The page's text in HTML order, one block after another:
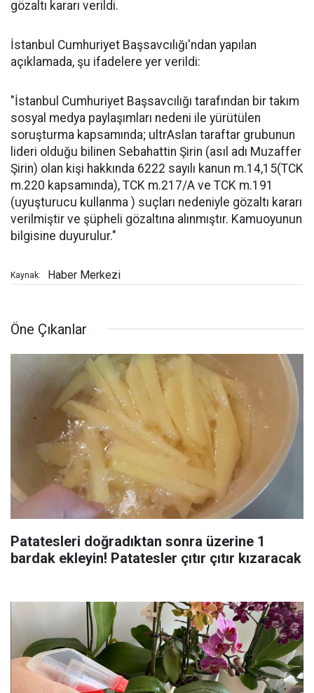
gözaltı kararı verildi.
İstanbul Cumhuriyet Başsavcılığı'ndan yapılan
açıklamada, şu ifadelere yer verildi:
"İstanbul Cumhuriyet Başsavcılığı tarafından bir takım
sosyal medya paylaşımları nedeni ile yürütülen
soruşturma kapsamında; ultrAslan taraftar grubunun
lideri olduğu bilinen Sebahattin Şirin (asıl adı Muzaffer
Şirin) olan kişi hakkında 6222 sayılı kanun m.14,15(TCK
m.220 kapsamında), TCK m.217/A ve TCK m.191
(uyuşturucu kullanma ) suçları nedeniyle gözaltı kararı
verilmiştir ve şüpheli gözaltına alınmıştır. Kamuoyunun
bilgisine duyurulur."
Kaynak: Haber Merkezi
Öne Çıkanlar
Patatesleri doğradıktan sonra üzerine 1
bardak ekleyin! Patatesler çıtır çıtır kızaracak